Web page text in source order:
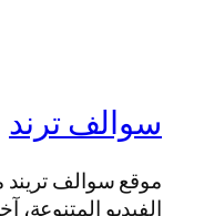
سوالف ترند
موقع سوالف
الفيديو المتنوعة،